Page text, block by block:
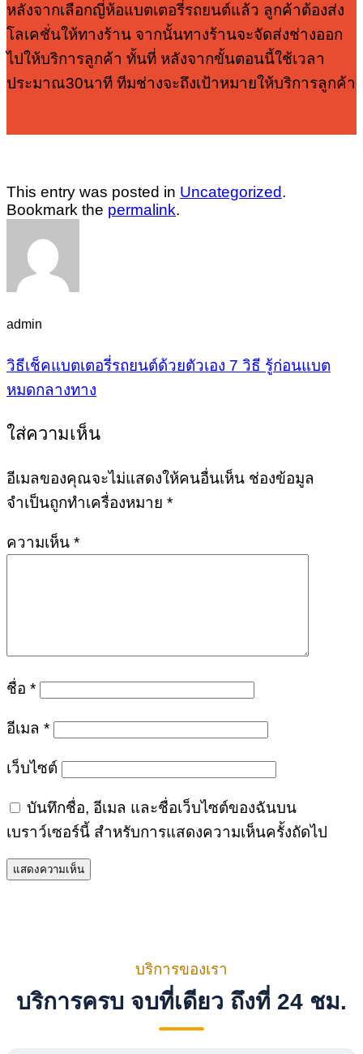
หลังจากเลือกญี่ห้อแบตเตอรี่รถยนต์แล้ว ลูกค้าต้องส่ง
โลเคชั่นให้ทางร้าน จากนั้นทางร้านจะจัดส่งช่างออก
ไปให้บริการลูกค้า ทั้นที่ หลังจากขั้นตอนนี้ใช้เวลา
ประมาณ30นาที ทีมช่างจะถึงเป้าหมายให้บริการลูกค้า
This entry was posted in Uncategorized.
Bookmark the permalink.
admin
วิธีเช็คแบตเตอรี่รถยนต์ด้วยตัวเอง 7 วิธี รู้ก่อนแบต
หมดกลางทาง
ใส่ความเห็น
อีเมลของคุณจะไม่แสดงให้คนอื่นเห็น ช่องข้อมูล
จำเป็นถูกทำเครื่องหมาย *
ความเห็น *
ชื่อ *
อีเมล *
เว็บไซต์
บันทึกชื่อ, อีเมล และชื่อเว็บไซต์ของฉันบน
เบราว์เซอร์นี้ สำหรับการแสดงความเห็นครั้งถัดไป
บริการของเรา
บริการครบ จบที่เดียว ถึงที่ 24 ชม.